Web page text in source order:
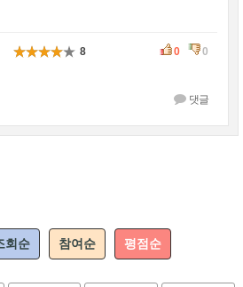
8
댓글
0 0
회순 참여순 평점순